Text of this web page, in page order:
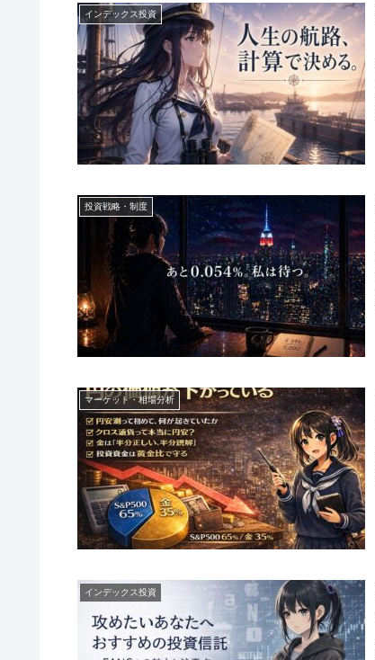
インデックス投資
投資戦略・制度
マーケット・相場分析
インデックス投資